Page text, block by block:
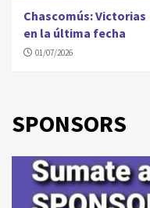
Chascomús: Victorias
en la última fecha
01/07/2026
SPONSORS